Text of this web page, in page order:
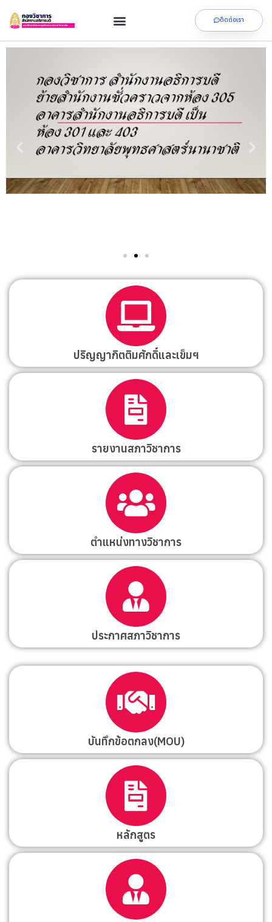
ติดต่อเรา
ปริญญากิตติมศักดิ์และเข็มฯ
รายงานสภาวิชาการ
ตำแหน่งทางวิชาการ
ประกาศสภาวิชาการ
บันทึกข้อตกลง(MOU)
หลักสูตร